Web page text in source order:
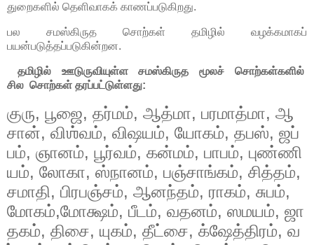
துறைகளில் தெளிவாகக் காணப்படுகிறது.
பல சமஸ்கிருத சொற்கள் தமிழில் வழக்கமாகப்
பயன்படுத்தப்படுகின்றன.
தமிழில் ஊடுருவியுள்ள சமஸ்கிருத மூலச் சொற்கள்களில்
சில சொற்கள் தரப்பட்டுள்ளது:
குரு, பூஜை, தர்மம், ஆத்மா, பரமாத்மா, ஆ
சான், விஶ்வம், விஷயம், யோகம், தபஸ், ஜப்
பம், ஞானம், பூர்வம், கன்மம், பாபம், புண்ணி
யம், லோகா, ஸ்நானம், பஞ்சாங்கம், சித்தம்,
சமாதி, பிரபஞ்சம், ஆனந்தம், ராகம், சுபம்,
மோகம்,மோக்ஷம், பீடம், வதனம், ஸமயம், ஜா
தகம், திசை, யுகம், தீட்சை, க்ஷேத்திரம், வ